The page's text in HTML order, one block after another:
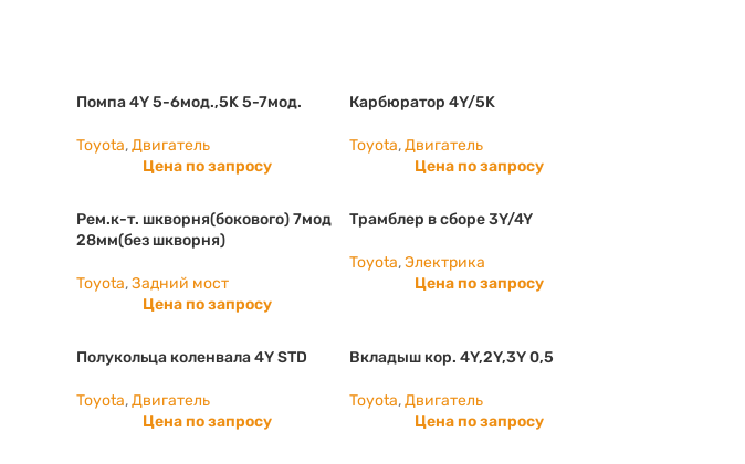
Помпа 4Y 5-6мод.,5K 5-7мод.
Toyota,Двигатель
Цена по запросу
Карбюратор 4Y/5K
Toyota, Двигатель
Цена по запросу
Рем.к-т. шкворня(бокового) 7мод
28мм(без шкворня)
Toyota,Задний мост
Цена по запросу
Трамблер в сборе 3Y/4Y
Toyota, Электрика
Цена по запросу
Полукольца коленвала 4Y STD
Toyota,Двигатель
Цена по запросу
Вкладыш кор. 4Y,2Y,3Y 0,5
Toyota, Двигатель
Цена по запросу